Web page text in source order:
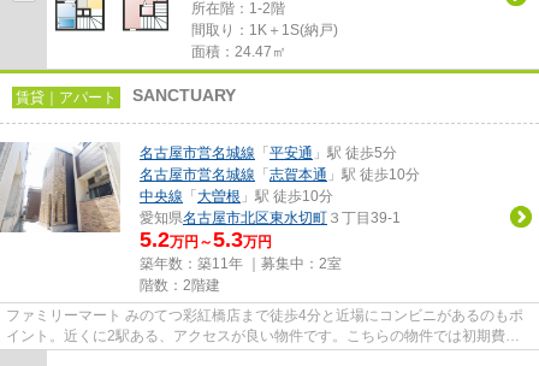
所在階：1-2階
間取り：1K＋1S(納戸)
面積：24.47㎡
賃貸｜アパート SANCTUARY
名古屋市営名城線 「 平安通 」駅 徒歩5分
名古屋市営名城線 「 志賀本通 」駅 徒歩10分
中央線 「 大曽根 」駅 徒歩10分
愛知県名古屋市北区東水切町 ３丁目39-1
5.2万円～5.3万円
築年数：築11年 ｜募集中： 2室
階数：2階建
ファミリーマート みのてつ彩紅橋店まで徒歩4分と近場にコンビニがあるのもポ
イント。近くに2駅ある、アクセスが良い物件です。こちらの物件では初期費用